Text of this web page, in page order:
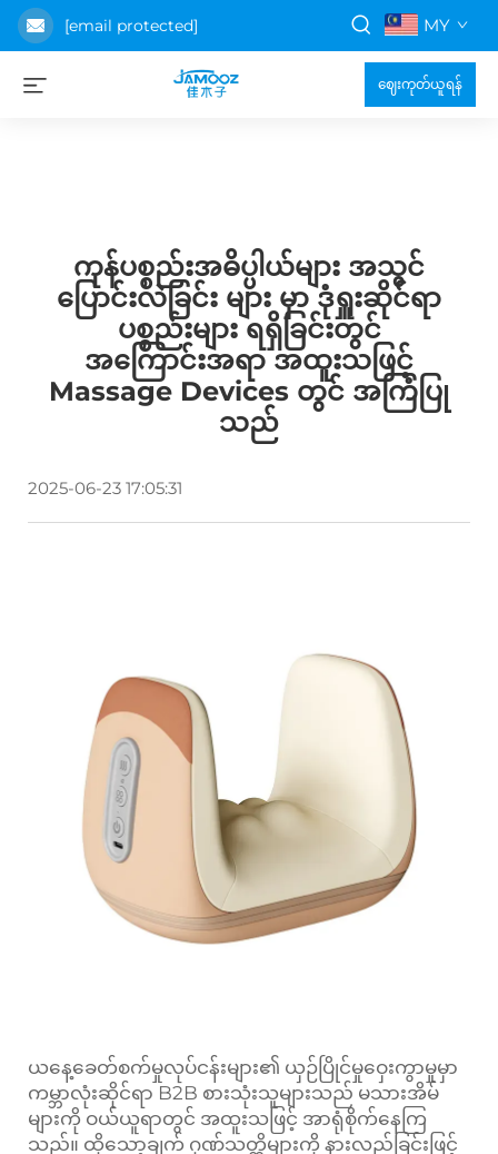
[email protected] MY
ဈေးကုတ်ယူရန်
ကုန်ပစ္စည်းအဓိပ္ပါယ်များ အသွင်
ပြောင်းလဲခြင်း များ မှာ ဒုံရှူးဆိုင်ရာ
ပစ္စည်းများ ရရှိခြင်းတွင်
အကြောင်းအရာ အထူးသဖြင့်
Massage Devices တွင် အကြံပြု
သည်
2025-06-23 17:05:31
ယနေ့ခေတ်စက်မှုလုပ်ငန်းများ၏ ယှဉ်ပြိုင်မှုဝှေးကွာမှုမှာ
ကမ္ဘာလုံးဆိုင်ရာ B2B စားသုံးသူများသည် မသားအိမ်
များကို ဝယ်ယူရာတွင် အထူးသဖြင့် အာရုံစိုက်နေကြ
သည်။ ထိုသော့ချက် ဂုဏ်သတ္တိများကို နားလည်ခြင်းဖြင့်